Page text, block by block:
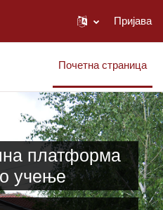
Пријава
Почетна страница
платформа
учење